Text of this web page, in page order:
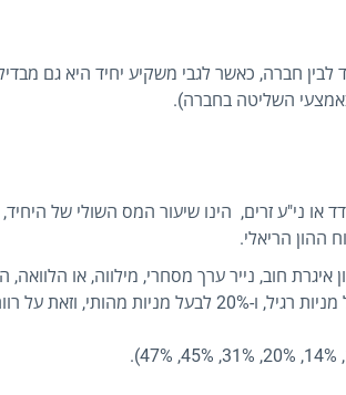
חברה, כאשר לגבי משקיע יחיד היא גם
איגרת חוב, נייר ערך מסחרי, מילווה, או